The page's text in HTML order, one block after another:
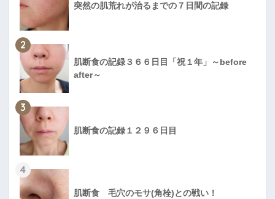
突然の肌荒れが治るまでの７日間の記録
2
肌断食の記録３６６日目「祝１年」～before
after～
3
肌断食の記録１２９６日目
4
肌断食 毛穴のモサ(角栓)との戦い！